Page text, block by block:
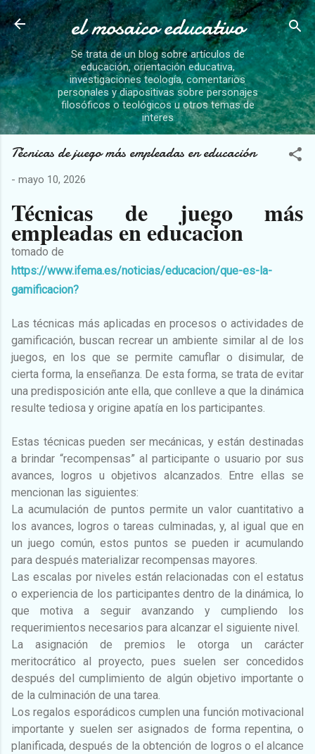
Ir al contenido principal
el mosaico educativo
Se trata de un blog sobre artículos de
educación, orientación educativa,
investigaciones teología, comentarios
personales y diapositivas sobre personajes
filosóficos o teológicos u otros temas de
interes
Técnicas de juego más empleadas en educación
- mayo 10, 2026
Técnicas de juego más
empleadas en educacion
tomado de
https://www.ifema.es/noticias/educacion/que-es-la-
gamificacion?
Las técnicas más aplicadas en procesos o actividades de
gamificación, buscan recrear un ambiente similar al de los
juegos, en los que se permite camuflar o disimular, de
cierta forma, la enseñanza. De esta forma, se trata de evitar
una predisposición ante ella, que conlleve a que la dinámica
resulte tediosa y origine apatía en los participantes.
Estas técnicas pueden ser mecánicas, y están destinadas
a brindar “recompensas” al participante o usuario por sus
avances, logros u objetivos alcanzados. Entre ellas se
mencionan las siguientes:
La acumulación de puntos permite un valor cuantitativo a
los avances, logros o tareas culminadas, y, al igual que en
un juego común, estos puntos se pueden ir acumulando
para después materializar recompensas mayores.
Las escalas por niveles están relacionadas con el estatus
o experiencia de los participantes dentro de la dinámica, lo
que motiva a seguir avanzando y cumpliendo los
requerimientos necesarios para alcanzar el siguiente nivel.
La asignación de premios le otorga un carácter
meritocrático al proyecto, pues suelen ser concedidos
después del cumplimiento de algún objetivo importante o
de la culminación de una tarea.
Los regalos esporádicos cumplen una función motivacional
importante y suelen ser asignados de forma repentina, o
planificada, después de la obtención de logros o el alcance